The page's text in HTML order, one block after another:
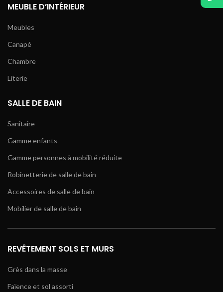
MEUBLE D’INTÉRIEUR
Meubles
Canapé
Chambre
Literie
SALLE DE BAIN
Sanitaire
Gamme enfants
Gamme personnes à mobilité réduite
Robinetterie de salle de bain
Accessoires de salle de bain
Mobilier de salle de bain
REVÊTEMENT SOLS ET MURS
Grès dans la masse
Faïence et sol assorti